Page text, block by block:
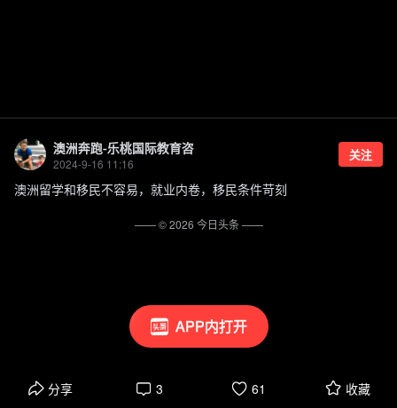
APP内打开
澳洲奔跑-乐桃国际教育咨
2024-9-16 11:16
关注
澳洲留学和移民不容易，就业内卷，移民条件苛刻
分享 3 61 收藏
—— ©2026 今日头条——